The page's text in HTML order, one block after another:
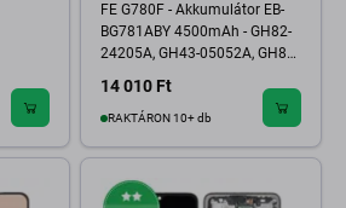
FE G780F - Akkumulátor EB-
BG781ABY 4500mAh - GH82-
24205A, GH43-05052A, GH82-
14 010 Ft
RAKTÁRON 10+ db